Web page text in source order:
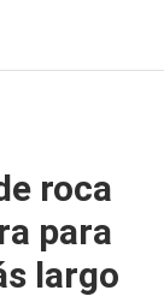
roca
para
largo